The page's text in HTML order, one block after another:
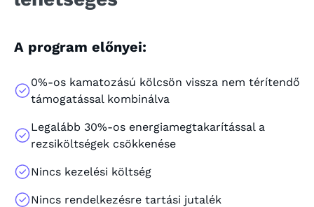
A program előnyei:
0%-os kamatozású kölcsön vissza nem térítendő
támogatással kombinálva
Legalább 30%-os energiamegtakarítással a
rezsiköltségek csökkenése
Nincs kezelési költség
Nincs rendelkezésre tartási jutalék